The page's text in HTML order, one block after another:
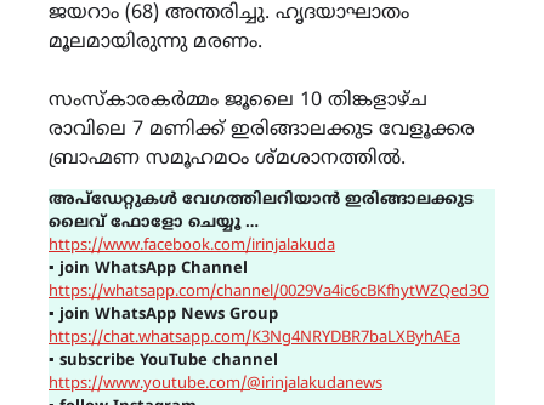
ജയറാം (68) അന്തരിച്ചു. ഹൃദയാഘാതം
മൂലമായിരുന്നു മരണം.
സംസ്കാരകർമ്മം ജൂലൈ 10 തിങ്കളാഴ്ച
രാവിലെ 7 മണിക്ക് ഇരിങ്ങാലക്കുട വേളൂക്കര
ബ്രാഹ്മണ സമൂഹമഠം ശ്മശാനത്തിൽ.
അപ്ഡേറ്റുകൾ വേഗത്തിലറിയാൻ ഇരിങ്ങാലക്കുട
ലൈവ് ഫോളോ ചെയ്യൂ …
https://www.facebook.com/irinjalakuda
▪ join WhatsApp Channel
https://whatsapp.com/channel/0029Va4ic6cBKfhytWZQed3O
▪ join WhatsApp News Group
https://chat.whatsapp.com/K3Ng4NRYDBR7baLXByhAEa
▪ subscribe YouTube channel
https://www.youtube.com/@irinjalakudanews